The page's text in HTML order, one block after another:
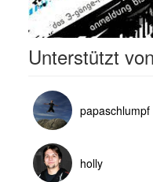
Unterstützt von
papaschlumpf
holly